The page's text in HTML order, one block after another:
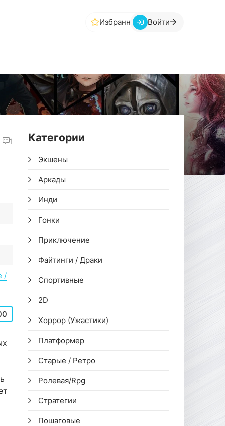
Избранное Войти
1
/
Категории
Экшены
Аркады
Инди
Гонки
Приключение
Файтинги / Драки
Спортивные
2D
Хоррор (Ужастики)
Платформер
Старые / Ретро
Ролевая/Rpg
Стратегии
Пошаговые